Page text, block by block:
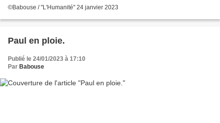
©Babouse / "L'Humanité" 24 janvier 2023
Paul en ploie.
Publié le 24/01/2023 à 17:10
Par Babouse